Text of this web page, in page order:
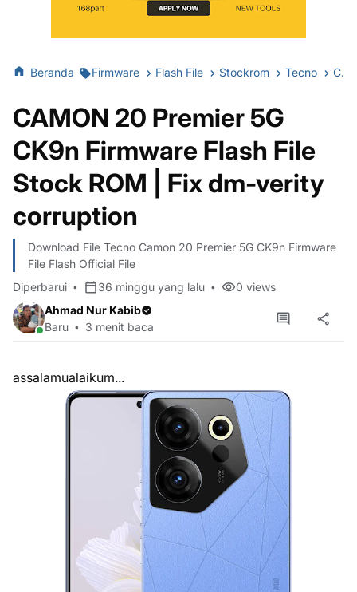
Beranda Firmware Flash File Stockrom Tecno CAMON 20 Premier 5G CK9n Firmware Flash File Stock ROM | Fix dm-verity corruption
CAMON 20 Premier 5G
CK9n Firmware Flash File
Stock ROM | Fix dm-verity
corruption
Download File Tecno Camon 20 Premier 5G CK9n Firmware
File Flash Official File
Diperbarui
36 minggu yang lalu 0 views
Ahmad Nur Kabib
Baru
3 menit baca
assalamualaikum...